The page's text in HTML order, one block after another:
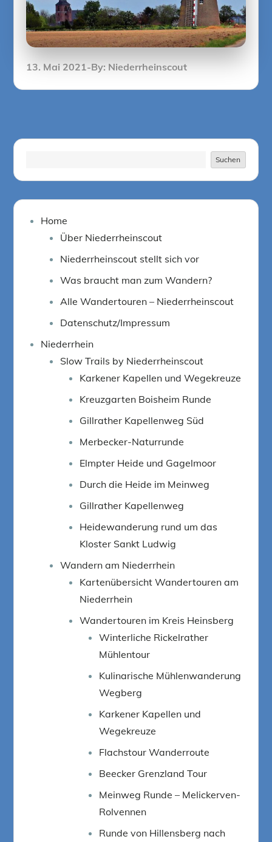
Posted
13. Mai 2021 By: Niederrheinscout
Suchen
Home
Über Niederrheinscout
Niederrheinscout stellt sich vor
Was braucht man zum Wandern?
Alle Wandertouren – Niederrheinscout
Datenschutz/Impressum
Niederrhein
Slow Trails by Niederrheinscout
Karkener Kapellen und Wegekreuze
Kreuzgarten Boisheim Runde
Gillrather Kapellenweg Süd
Merbecker-Naturrunde
Elmpter Heide und Gagelmoor
Durch die Heide im Meinweg
Gillrather Kapellenweg
Heidewanderung rund um das
Kloster Sankt Ludwig
Wandern am Niederrhein
Kartenübersicht Wandertouren am
Niederrhein
Wandertouren im Kreis Heinsberg
Winterliche Rickelrather
Mühlentour
Kulinarische Mühlenwanderung
Wegberg
Karkener Kapellen und
Wegekreuze
Flachstour Wanderroute
Beecker Grenzland Tour
Meinweg Runde – Melickerven-
Rolvennen
Runde von Hillensberg nach